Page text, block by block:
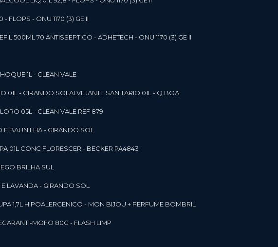
- FLOPS - ONU 1170 (3) GE II
500ML 70 ANTISSEPTICO - ADHETECH - ONU 1170 (3) GE II
1L - CLEAN VALE
01L - GIRANDO SOL ALVEJANTE SANITARIO 01L - Q BOA
05L - CLEAN VALE REF 879
E BAUNILHA - GIRANDO SOL
01L CONC FLORESCER - BECKER PA4843
BRILHA SUL
LAVANDA - GIRANDO SOL
1,7L HIPOALERGENICO - MON BIJOU + PERFUME BOMBRIL
ANTI-MOFO 80G - FLASH LIMP